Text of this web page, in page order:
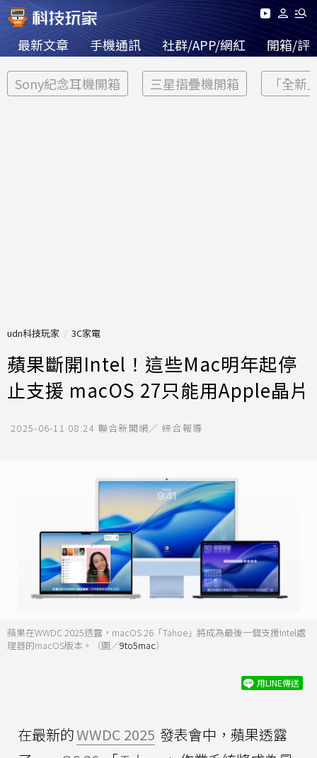
最新文章 手機通訊 社群/APP/網紅 開箱/評
Sony紀念耳機開箱 三星摺疊機開箱 「全新
udn科技玩家 3C家電
蘋果斷開Intel！這些Mac明年起停
止支援 macOS 27只能用Apple晶片
2025-06-11 08:24 聯合新聞網／ 綜合報導
蘋果在WWDC 2025透露，macOS 26「Tahoe」將成為最後一個支援Intel處
理器的macOS版本。（圖／9to5mac）
用LINE傳送
在最新的WWDC 2025 發表會中，蘋果透露